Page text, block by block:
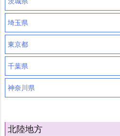
埼玉県
東京都
千葉県
神奈川県
北陸地方